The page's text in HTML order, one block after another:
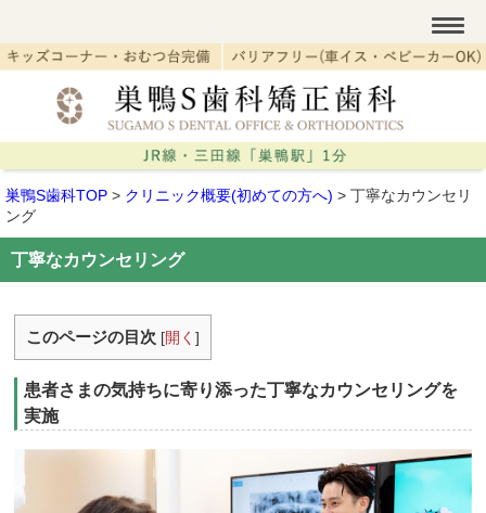
巣鴨S歯科TOP > クリニック概要(初めての方へ) > 丁寧なカウンセリ
ング
丁寧なカウンセリング
このページの目次 [開く]
患者さまの気持ちに寄り添った丁寧なカウンセリングを
実施